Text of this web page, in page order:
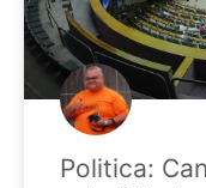
Politica: